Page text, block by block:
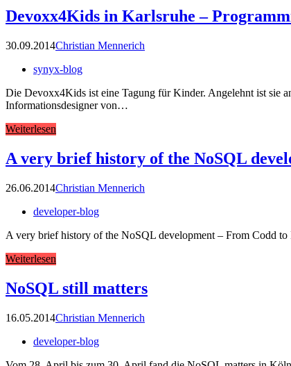
Devoxx4Kids in Karlsruhe –
30.09.2014Christian Mennerich
synyx-blog
Die Devoxx4Kids ist eine Tagung für Kinder. Angelehnt ist sie
Informationsdesigner von…
Weiterlesen
A very brief history of the NoSQL
26.06.2014Christian Mennerich
developer-blog
A very brief history of the NoSQL development – From Codd
Weiterlesen
NoSQL still matters
16.05.2014Christian Mennerich
developer-blog